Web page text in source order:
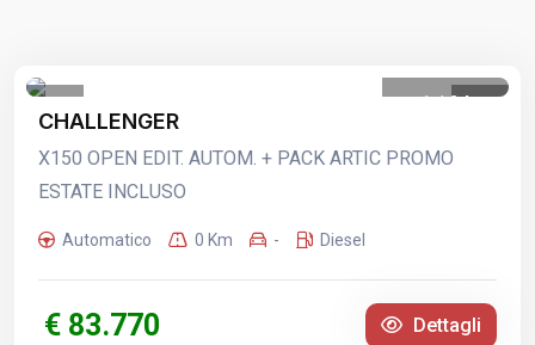
1 /24
CHALLENGER
X150 OPEN EDIT. AUTOM. + PACK ARTIC PROMO
ESTATE INCLUSO
Automatico 0 Km - Diesel
€ 83.770 Dettagli